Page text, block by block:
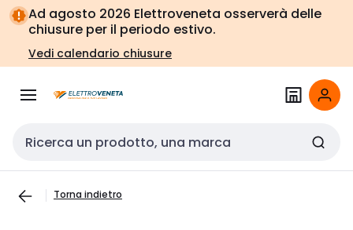
Vai alla
navigazione
Vai
alla
pagina
Ad agosto 2026 Elettroveneta osserverà delle
chiusure per il periodo estivo.
Vedi calendario chiusure
Cerca input
Torna indietro